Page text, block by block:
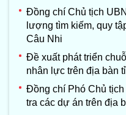
Đồng chí Chủ tịch
lượng tìm kiếm, quy
Câu Nhi
Đề xuất phát triển
nhân lực trên địa bàn
Đồng chí Phó Chủ
tra các dự án trên địa